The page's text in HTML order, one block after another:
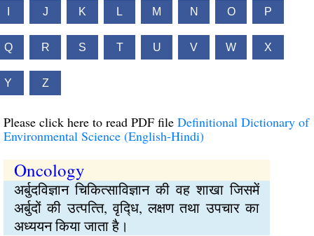
J K L M N O P
Q R S T U V W X
Y Z
Please click here to read PDF file Definitional Dictionary of
Environmental Science (English-Hindi)
Oncology
अर्बुदविज्ञान चिकित्साविज्ञान की वह शाखा जिसमें
अर्बुदों की उत्पत्‍ति, वृद्‍धि, लक्षण तथा उपचार का
अध्ययन किया जाता है।